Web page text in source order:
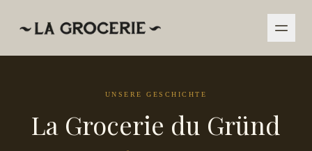
UNSERE GESCHICHTE
La Grocerie du Gründ